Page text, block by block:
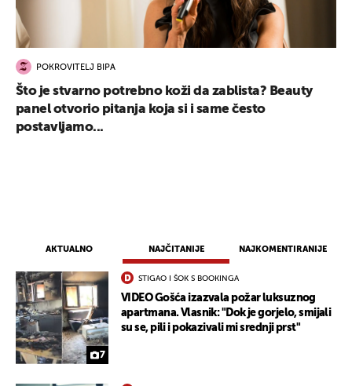
AKTUALNO NAJČITANIJE NAJKOMENTIRANIJE
7
STIGAO I ŠOK S BOOKINGA
VIDEO Gošća izazvala požar luksuznog
apartmana. Vlasnik: "Dok je gorjelo, smijali
su se, pili i pokazivali mi srednji prst"
POKROVITELJ BIPA
Što je stvarno potrebno koži da zablista? Beauty
panel otvorio pitanja koja si i same često
postavljamo...